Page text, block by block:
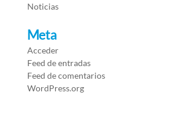
Noticias
Meta
Acceder
Feed de entradas
Feed de comentarios
WordPress.org